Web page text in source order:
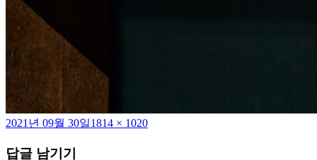
작
일
2021년 09월 30일전
1814 × 1020
답글 남기기